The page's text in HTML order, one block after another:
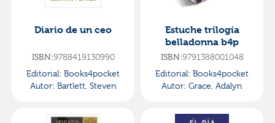
Diario de un ceo
ISBN:9788419130990
Editorial: Books4pocket
Autor: Bartlett, Steven
Estuche trilogía
belladonna b4p
ISBN:9791388001048
Editorial: Books4pocket
Autor: Grace, Adalyn